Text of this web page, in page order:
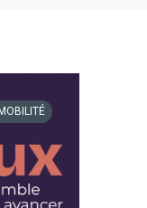
MOBILITÉ